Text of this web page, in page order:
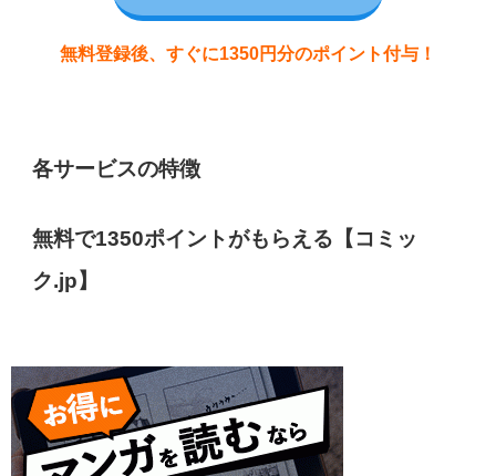
無料登録後、すぐに1350円分のポイント付与！
各サービスの特徴
無料で1350ポイントがもらえる【コミッ
ク.jp】